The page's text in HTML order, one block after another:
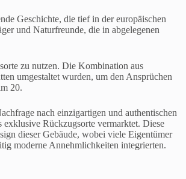
Geschichte, die tief in der europäischen
und Naturfreunde, die in abgelegenen
zu nutzen. Die Kombination aus
umgestaltet wurden, um den Ansprüchen
20.
nach einzigartigen und authentischen
Rückzugsorte vermarktet. Diese
dieser Gebäude, wobei viele Eigentümer
moderne Annehmlichkeiten integrierten.